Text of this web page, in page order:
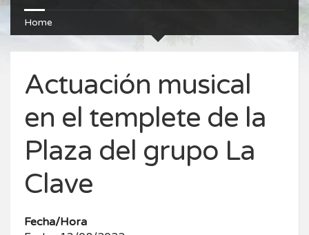
Home
Actuación musical
en el templete de la
Plaza del grupo La
Clave
Fecha/Hora